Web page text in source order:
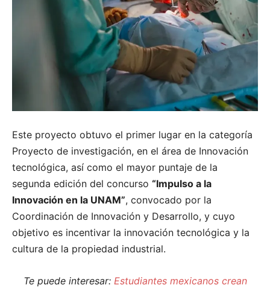
Este proyecto obtuvo el primer lugar en la categoría
Proyecto de investigación, en el área de Innovación
tecnológica, así como el mayor puntaje de la
segunda edición del concurso “Impulso a la
Innovación en la UNAM”, convocado por la
Coordinación de Innovación y Desarrollo, y cuyo
objetivo es incentivar la innovación tecnológica y la
cultura de la propiedad industrial.
Te puede interesar: Estudiantes mexicanos crean